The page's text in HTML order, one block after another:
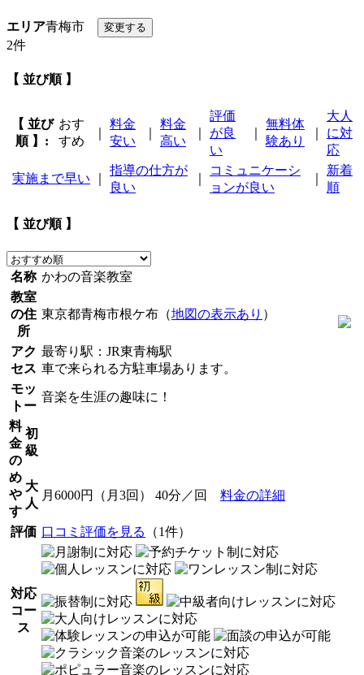
エリア青梅市
2件
【 並び順 】
【 並び
順 】:
おす
すめ
料金
安い
料金
高い
評価
が良
い
無料体
験あり
大人
に対
応
実施まで早い
指導の仕方が
良い
コミュニケーシ
ョンが良い
新着
順
【 並び順 】
名称 かわの音楽教室
教室
の住
所
東京都青梅市根ケ布（地図の表示あり ）
アク
セス
最寄り駅：JR東青梅駅
車で来られる方駐車場あります。
モッ
トー
音楽を生涯の趣味に！
料
金
の
め
や
す
初
級
大
人
月6000円（月3回） 40分／回 料金の詳細
評価 口コミ評価を見る （1件）
対応
コー
ス